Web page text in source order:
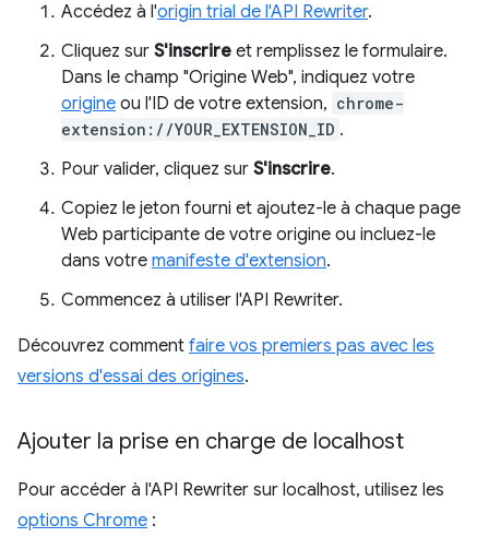
Accédez à l'origin trial de l'API Rewriter.
Cliquez sur S'inscrire et remplissez le formulaire.
Dans le champ "Origine Web", indiquez votre
origine ou l'ID de votre extension, chrome-
extension://YOUR_EXTENSION_ID .
Pour valider, cliquez sur S'inscrire.
Copiez le jeton fourni et ajoutez-le à chaque page
Web participante de votre origine ou incluez-le
dans votre manifeste d'extension.
Commencez à utiliser l'API Rewriter.
Découvrez comment faire vos premiers pas avec les
versions d'essai des origines.
Ajouter la prise en charge de localhost
Pour accéder à l'API Rewriter sur localhost, utilisez les
options Chrome :